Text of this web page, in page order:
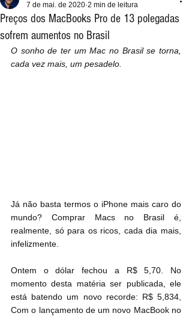
Preços dos MacBooks Pro de 13 polegadas
sofrem aumentos no Brasil
7 de mai. de 2020 2 min de leitura
O sonho de ter um Mac no Brasil se torna,
cada vez mais, um pesadelo.
Já não basta termos o iPhone mais caro do
mundo? Comprar Macs no Brasil é,
realmente, só para os ricos, cada dia mais,
infelizmente.
Ontem o dólar fechou a R$ 5,70. No
momento desta matéria ser publicada, ele
está batendo um novo recorde: R$ 5,834,
Com o lançamento de um novo MacBook no